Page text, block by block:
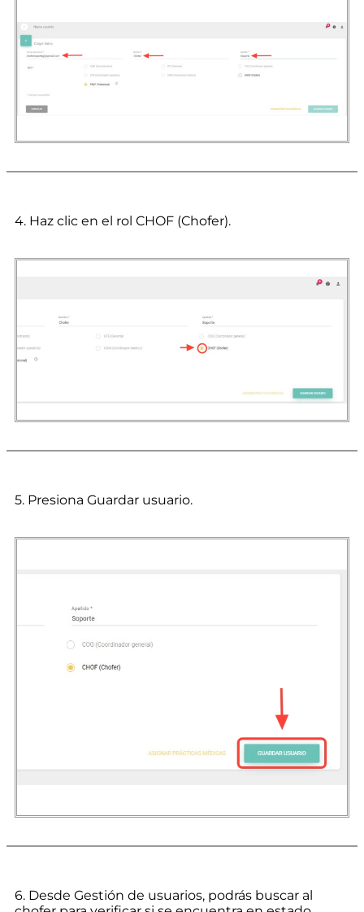
4. Haz clic en el rol CHOF (Chofer).
5. Presiona Guardar usuario.
6. Desde Gestión de usuarios, podrás buscar al